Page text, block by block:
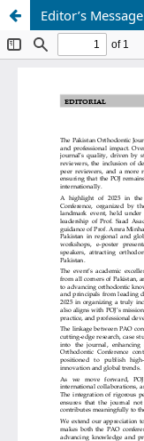
Editor’s Message